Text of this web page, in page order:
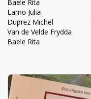
Baele Rita
Larno Julia
Duprez Michel
Van de Velde Frydda
Baele Rita